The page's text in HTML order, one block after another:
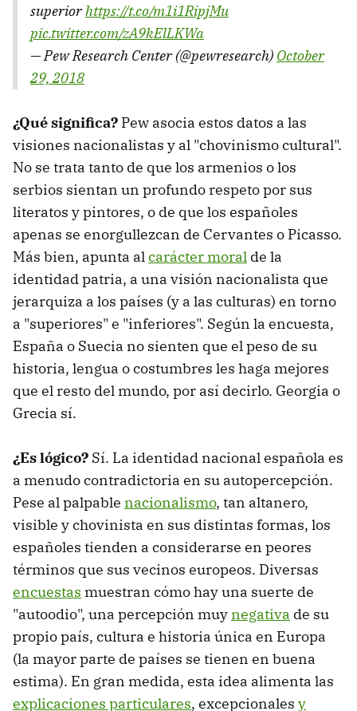
superiorhttps://t.co/m1i1RipjMu
pic.twitter.com/zA9kElLKWa
— Pew Research Center (@pewresearch) October
29, 2018
¿Qué significa? Pew asocia estos datos a las
visiones nacionalistas y al "chovinismo cultural".
No se trata tanto de que los armenios o los
serbios sientan un profundo respeto por sus
literatos y pintores, o de que los españoles
apenas se enorgullezcan de Cervantes o Picasso.
Más bien, apunta alcarácter moral de la
identidad patria, a una visión nacionalista que
jerarquiza a los países (y a las culturas) en torno
a "superiores" e "inferiores". Según la encuesta,
España o Suecia no sienten que el peso de su
historia, lengua o costumbres les haga mejores
que el resto del mundo, por así decirlo. Georgia o
Grecia sí.
¿Es lógico? Sí. La identidad nacional española es
a menudo contradictoria en su autopercepción.
Pese al palpable nacionalismo, tan altanero,
visible y chovinista en sus distintas formas, los
españoles tienden a considerarse en peores
términos que sus vecinos europeos. Diversas
encuestas muestran cómo hay una suerte de
"autoodio", una percepción muynegativa de su
propio país, cultura e historia única en Europa
(la mayor parte de países se tienen en buena
estima). En gran medida, esta idea alimenta las
explicaciones particulares, excepcionales y